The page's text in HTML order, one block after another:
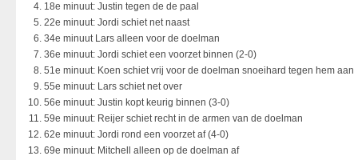
18e minuut: Justin tegen de de paal
22e minuut: Jordi schiet net naast
34e minuut Lars alleen voor de doelman
36e minuut: Jordi schiet een voorzet binnen (2-0)
51e minuut: Koen schiet vrij voor de doelman snoeihard tegen hem aan
55e minuut: Lars schiet net over
56e minuut: Justin kopt keurig binnen (3-0)
59e minuut: Reijer schiet recht in de armen van de doelman
62e minuut: Jordi rond een voorzet af (4-0)
69e minuut: Mitchell alleen op de doelman af